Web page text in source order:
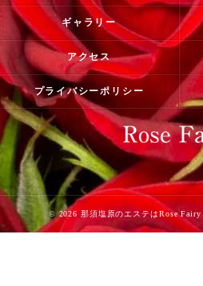
ギャラリー
アクセス
プライバシーポリシー
© 2026 那須塩原のエステはRose